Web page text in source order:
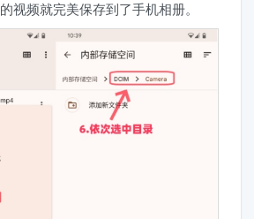
视频就完美保存到了手机相册。